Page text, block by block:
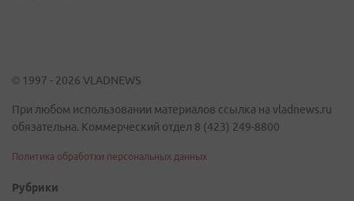
© 1997 - 2026 VLADNEWS
При любом использовании материалов ссылка на vladnews.ru
обязательна. Коммерческий отдел 8 (423) 249-8800
Политика обработки персональных данных
Рубрики